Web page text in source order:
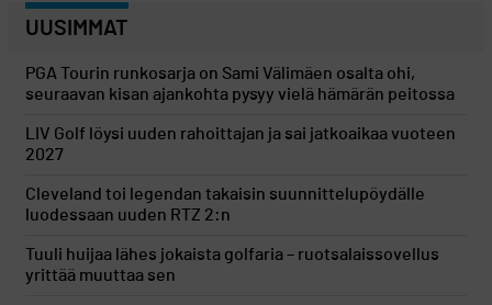
UUSIMMAT
PGA Tourin runkosarja on Sami Välimäen osalta ohi,
seuraavan kisan ajankohta pysyy vielä hämärän peitossa
LIV Golf löysi uuden rahoittajan ja sai jatkoaikaa vuoteen
2027
Cleveland toi legendan takaisin suunnittelupöydälle
luodessaan uuden RTZ 2:n
Tuuli huijaa lähes jokaista golfaria – ruotsalaissovellus
yrittää muuttaa sen